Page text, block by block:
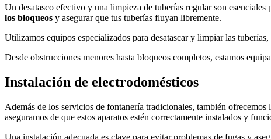
Un desatasco efectivo y una limpieza de tuberías regular son
los bloqueos y asegurar que tus tuberías fluyan libremente.
Utilizamos equipos especializados para desatascar y limpiar las
Desde obstrucciones menores hasta bloqueos completos, estamos
Instalación de electrodomésticos
Además de los servicios de fontanería tradicionales, también
aseguramos de que estos aparatos estén correctamente instalados y
Una instalación adecuada es clave para evitar problemas de fugas y